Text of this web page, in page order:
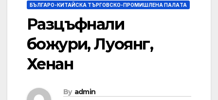
БЪЛГАРО-КИТАЙСКА ТЪРГОВСКО-ПРОМИШЛЕНА ПАЛAТА
Разцъфнали
божури, Луоянг,
Хенан
By admin